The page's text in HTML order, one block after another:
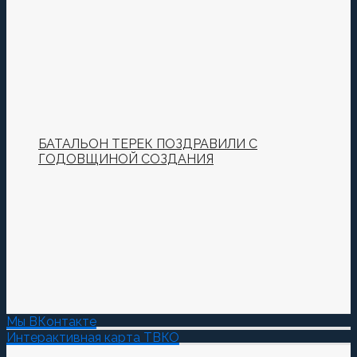
БАТАЛЬОН ТЕРЕК ПОЗДРАВИЛИ С
ГОДОВЩИНОЙ СОЗДАНИЯ
Мы ВКонтакте
Интерактивная карта ТВКО